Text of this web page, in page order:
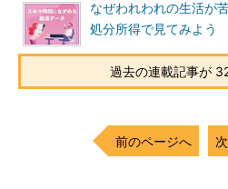
なぜわれわれの生活が
処分所得で見てみよう
過去の連載記事が
前のページへ